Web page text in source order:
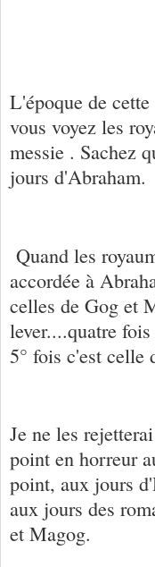
L'époque de
vous voyez les
messie . Sachez
jours d'Abraham.
Quand les
accordée à
celles de Gog et
lever....quatre
5° fois c'est celle
Je ne les
point en horreur
point, aux jours
aux jours des
et Magog.